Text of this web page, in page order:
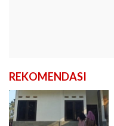
REKOMENDASI